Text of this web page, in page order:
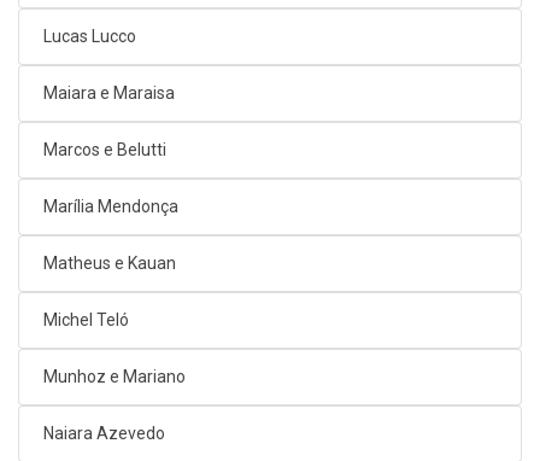
Lucas Lucco
Maiara e Maraisa
Marcos e Belutti
Marília Mendonça
Matheus e Kauan
Michel Teló
Munhoz e Mariano
Naiara Azevedo